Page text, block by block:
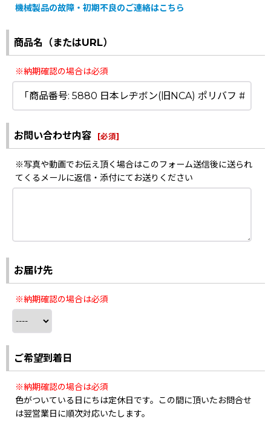
機械製品の故障・初期不良のご連絡はこちら
商品名（またはURL）
※納期確認の場合は必須
お問い合わせ内容 [必須]
※写真や動画でお伝え頂く場合はこのフォーム送信後に送られ
てくるメールに返信・添付にてお送りください
お届け先
※納期確認の場合は必須
ご希望到着日
※納期確認の場合は必須
色がついている日にちは定休日です。この間に頂いたお問合せ
は翌営業日に順次対応いたします。